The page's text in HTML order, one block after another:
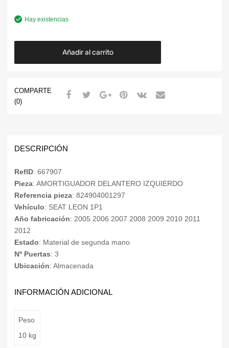
Hay existencias
Añadir al carrito
COMPARTE
(0)
DESCRIPCIÓN
RefID: 667907
Pieza: AMORTIGUADOR DELANTERO IZQUIERDO
Referencia pieza: 824904001297
Vehículo: SEAT LEON 1P1
Año fabricación: 2005 2006 2007 2008 2009 2010 2011
2012
Estado: Material de segunda mano
Nº Puertas: 3
Ubicación: Almacenada
INFORMACIÓN ADICIONAL
Peso
10 kg